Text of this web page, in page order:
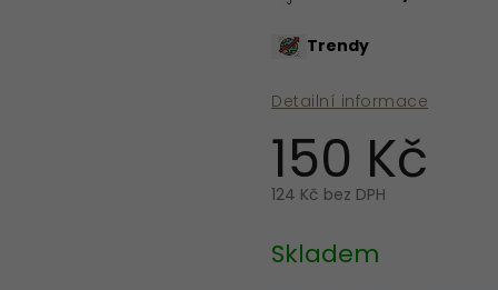
150 Kč
124 Kč bez DPH
cena:
Skladem
Trendy
Detailní informace